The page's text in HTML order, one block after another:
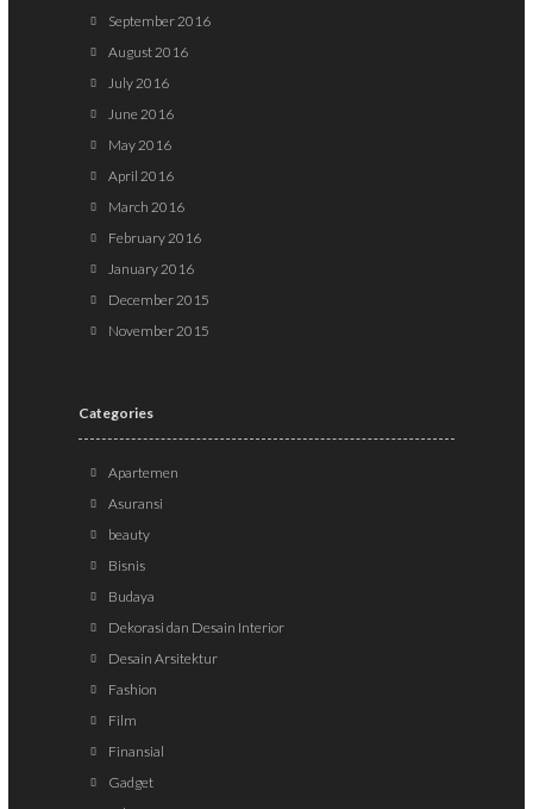
September 2016
August 2016
July 2016
June 2016
May 2016
April 2016
March 2016
February 2016
January 2016
December 2015
November 2015
Categories
Apartemen
Asuransi
beauty
Bisnis
Budaya
Dekorasi dan Desain Interior
Desain Arsitektur
Fashion
Film
Finansial
Gadget